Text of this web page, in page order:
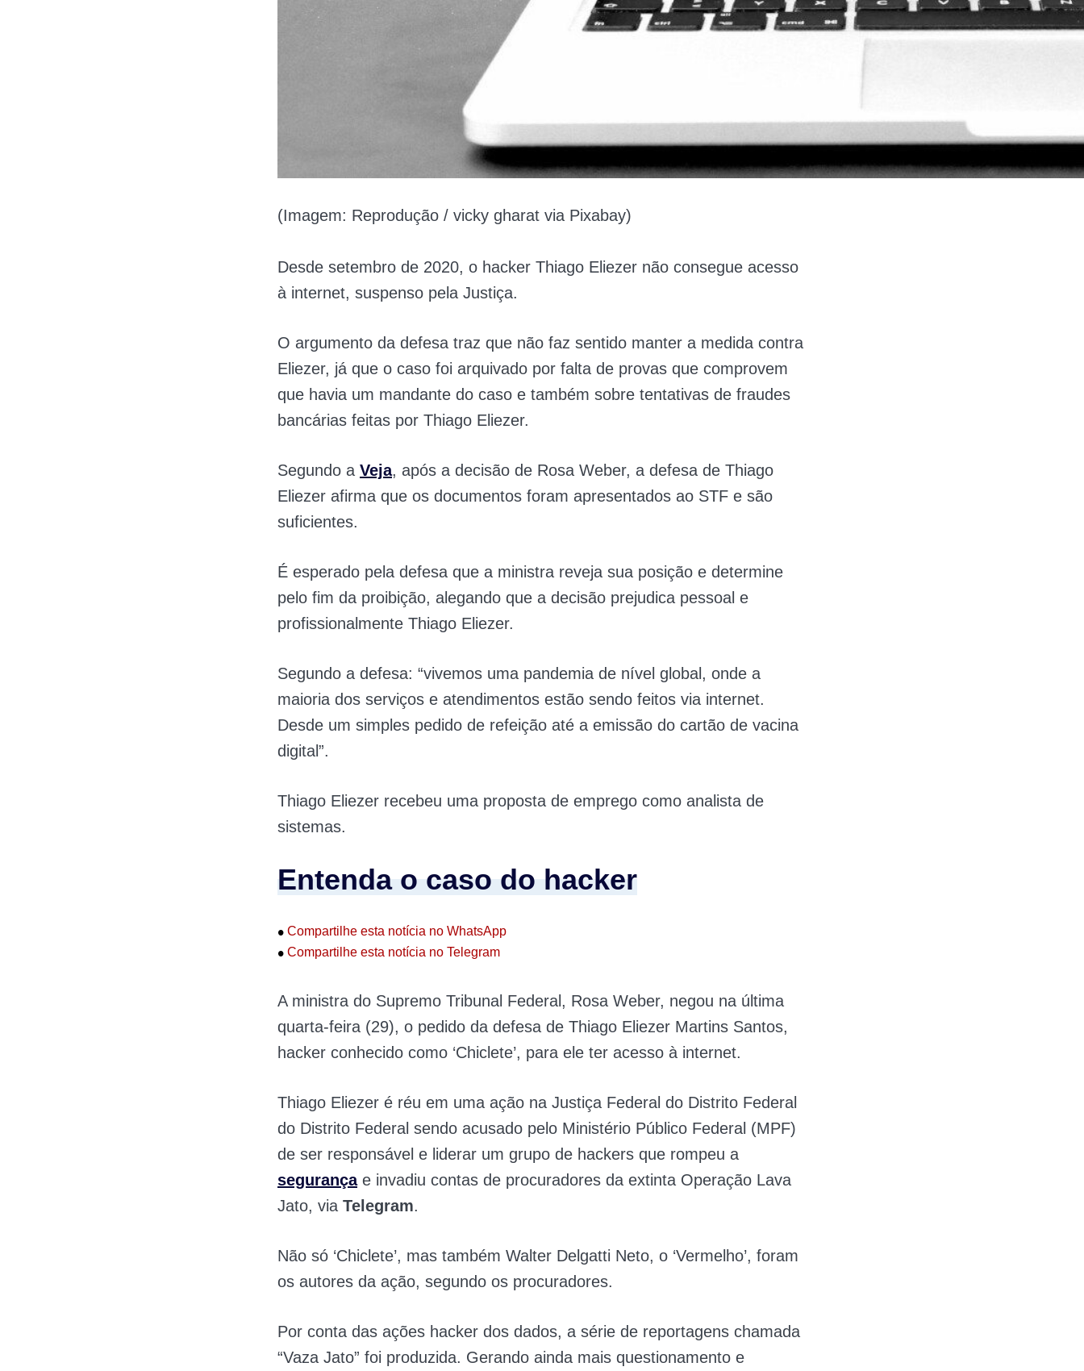
(Imagem: Reprodução / vicky gharat via Pixabay)
Desde setembro de 2020, o hacker Thiago Eliezer não consegue acesso
à internet, suspenso pela Justiça.
O argumento da defesa traz que não faz sentido manter a medida contra
Eliezer, já que o caso foi arquivado por falta de provas que comprovem
que havia um mandante do caso e também sobre tentativas de fraudes
bancárias feitas por Thiago Eliezer.
Segundo a Veja, após a decisão de Rosa Weber, a defesa de Thiago
Eliezer afirma que os documentos foram apresentados ao STF e são
suficientes.
É esperado pela defesa que a ministra reveja sua posição e determine
pelo fim da proibição, alegando que a decisão prejudica pessoal e
profissionalmente Thiago Eliezer.
Segundo a defesa: “vivemos uma pandemia de nível global, onde a
maioria dos serviços e atendimentos estão sendo feitos via internet.
Desde um simples pedido de refeição até a emissão do cartão de vacina
digital”.
Thiago Eliezer recebeu uma proposta de emprego como analista de
sistemas.
Entenda o caso do hacker
• Compartilhe esta notícia no WhatsApp
• Compartilhe esta notícia no Telegram
A ministra do Supremo Tribunal Federal, Rosa Weber, negou na última
quarta-feira (29), o pedido da defesa de Thiago Eliezer Martins Santos,
hacker conhecido como ‘Chiclete’, para ele ter acesso à internet.
Thiago Eliezer é réu em uma ação na Justiça Federal do Distrito Federal
do Distrito Federal sendo acusado pelo Ministério Público Federal (MPF)
de ser responsável e liderar um grupo de hackers que rompeu a
segurançae invadiu contas de procuradores da extinta Operação Lava
Jato, via Telegram.
Não só ‘Chiclete’, mas também Walter Delgatti Neto, o ‘Vermelho’, foram
os autores da ação, segundo os procuradores.
Por conta das ações hacker dos dados, a série de reportagens chamada
“Vaza Jato” foi produzida. Gerando ainda mais questionamento e